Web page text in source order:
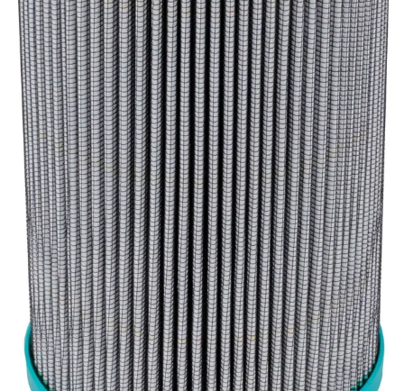
Enerpac-huolto
24h päivystys
Tekninen tuki
Sylinterilaskuri
Sähköteholaskuri
Virtausnopeuslaskuri
Hammaspyöräpumpun tilavuuslaskuri
Hydrauliteholaskuri
Teollisuusletkuhaku
Suodatinhaku
Magneettikelahaku
Meistä
Tarina
Avoimet työpaikat
Ympäristöpolitiikka
Messut ja tapahtumat
Laskutustiedot
Tilinavaushakemus
Jälleenmyyjät
Yhteystiedot